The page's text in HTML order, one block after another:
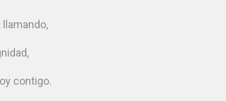
llamando,
contigo.